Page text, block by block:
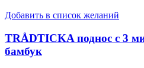
Добавить в список желаний
TRÅDTICKA поднос с 3
бамбук